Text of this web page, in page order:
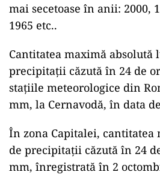
mai secetoase în anii: 2000,
1965 etc..
Cantitatea maximă absolută
precipitaţii căzută în 24 de
staţiile meteorologice din
mm, la Cernavodă, în data
În zona Capitalei, cantitatea
de precipitaţii căzută în 24
mm, înregistrată în 2